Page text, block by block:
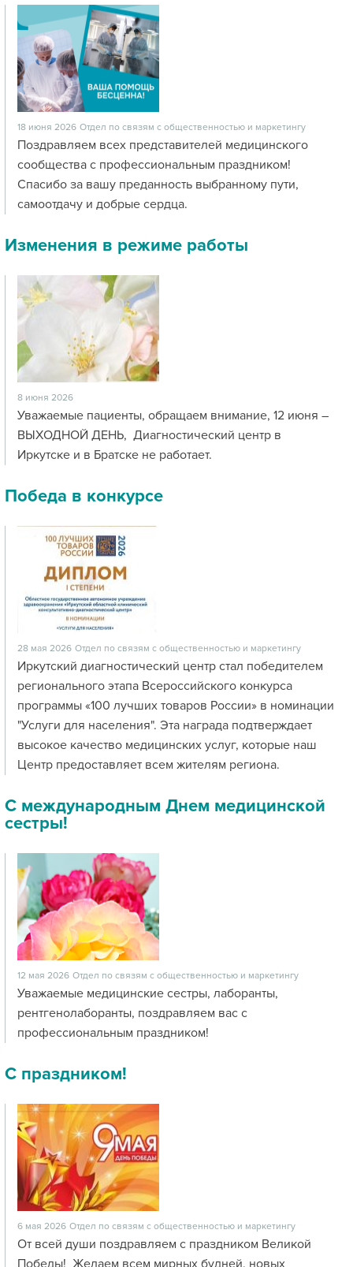
18 июня 2026 Отдел по связям с общественностью и маркетингу
Поздравляем всех представителей медицинского
сообщества с профессиональным праздником!
Спасибо за вашу преданность выбранному пути,
самоотдачу и добрые сердца.
Изменения в режиме работы
8 июня 2026
Уважаемые пациенты, обращаем внимание, 12 июня –
ВЫХОДНОЙ ДЕНЬ, Диагностический центр в
Иркутске и в Братске не работает.
Победа в конкурсе
28 мая 2026 Отдел по связям с общественностью и маркетингу
Иркутский диагностический центр стал победителем
регионального этапа Всероссийского конкурса
программы «100 лучших товаров России» в номинации
"Услуги для населения". Эта награда подтверждает
высокое качество медицинских услуг, которые наш
Центр предоставляет всем жителям региона.
С международным Днем медицинской
сестры!
12 мая 2026 Отдел по связям с общественностью и маркетингу
Уважаемые медицинские сестры, лаборанты,
рентгенолаборанты, поздравляем вас с
профессиональным праздником!
С праздником!
6 мая 2026 Отдел по связям с общественностью и маркетингу
От всей души поздравляем с праздником Великой
Победы! Желаем всем мирных будней, новых